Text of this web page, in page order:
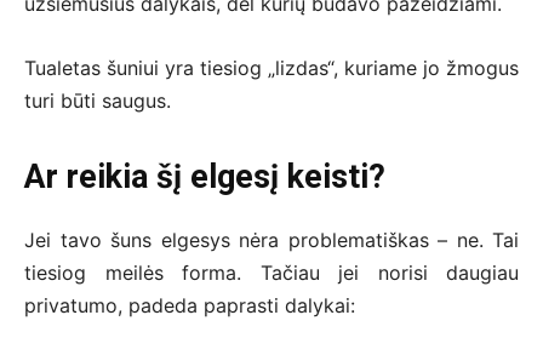
Tualetas šuniui yra tiesiog „lizdas“, kuriame jo žmogus
turi būti saugus.
Ar reikia šį elgesį keisti?
Jei tavo šuns elgesys nėra problematiškas – ne. Tai
tiesiog meilės forma. Tačiau jei norisi daugiau
privatumo, padeda paprasti dalykai: